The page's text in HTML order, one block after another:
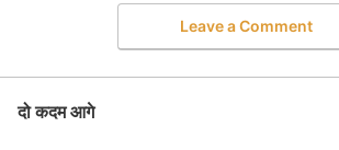
Leave a Comment
दो कदम आगे